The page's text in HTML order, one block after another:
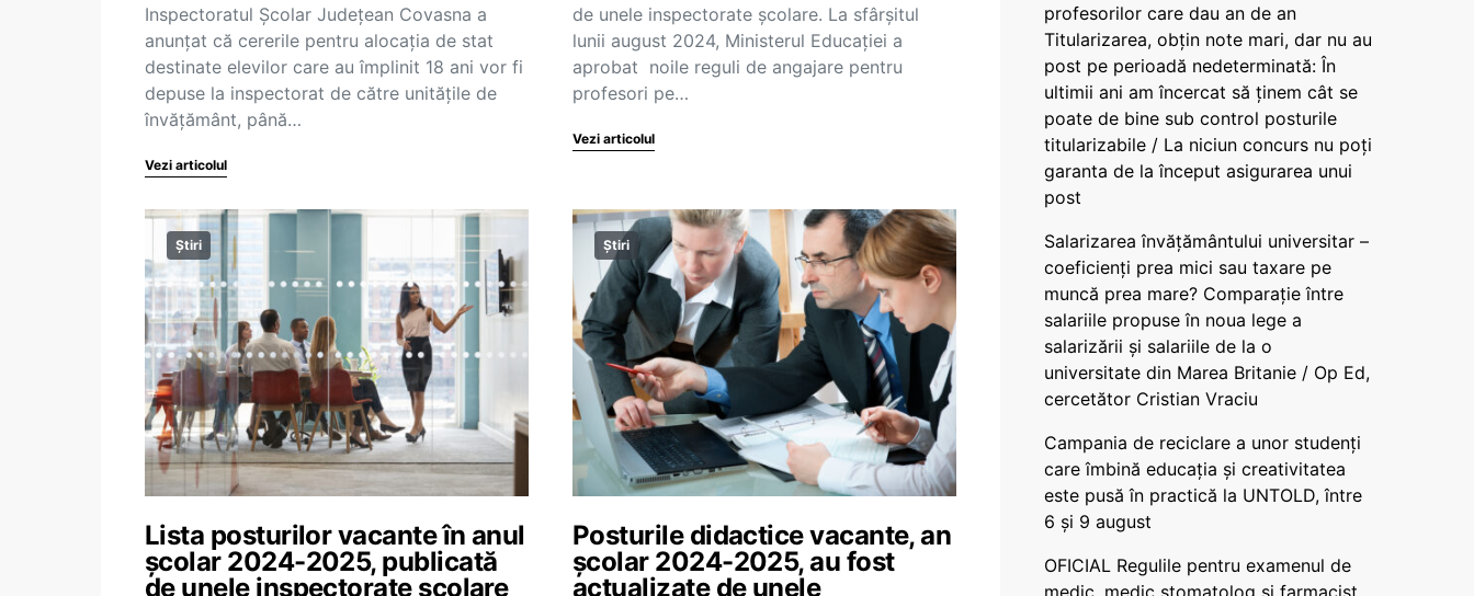
Inspectoratul Școlar Județean Covasna a
anunțat că cererile pentru alocația de stat
destinate elevilor care au împlinit 18 ani vor fi
depuse la inspectorat de către unitățile de
învățământ, până…
Vezi articolul
de unele inspectorate școlare. La sfârșitul
lunii august 2024, Ministerul Educației a
aprobat noile reguli de angajare pentru
profesori pe…
Vezi articolul
Știri
Lista posturilor vacante în anul
școlar 2024-2025, publicată
de unele inspectorate școlare
Știri
Posturile didactice vacante, an
școlar 2024-2025, au fost
actualizate de unele
profesorilor care dau an de an
Titularizarea, obțin note mari, dar nu au
post pe perioadă nedeterminată: În
ultimii ani am încercat să ținem cât se
poate de bine sub control posturile
titularizabile / La niciun concurs nu poți
garanta de la început asigurarea unui
post
Salarizarea învățământului universitar –
coeficienți prea mici sau taxare pe
muncă prea mare? Comparație între
salariile propuse în noua lege a
salarizării și salariile de la o
universitate din Marea Britanie / Op Ed,
cercetător Cristian Vraciu
Campania de reciclare a unor studenți
care îmbină educația și creativitatea
este pusă în practică la UNTOLD, între
6 și 9 august
OFICIAL Regulile pentru examenul de
medic, medic stomatolog și farmacist